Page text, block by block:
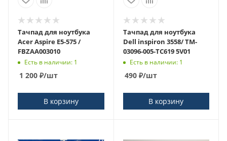
Тачпад для ноутбука
Acer Aspire E5-575 /
FBZAA003010
Есть в наличии: 1
1 200 ₽/шт
В корзину
Тачпад для ноутбука
Dell inspiron 3558/ TM-
03096-005-TC619 5V01
Есть в наличии: 1
490₽/шт
В корзину